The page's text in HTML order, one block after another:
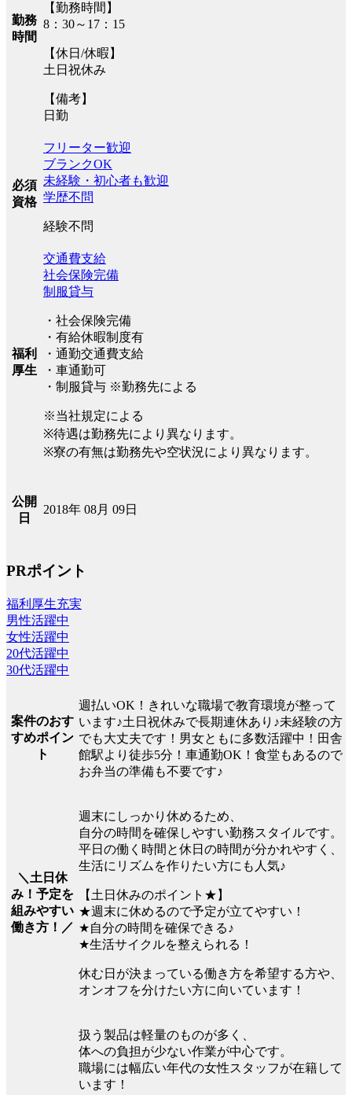
勤務
時間
【勤務時間】
8：30～17：15
【休日/休暇】
土日祝休み
【備考】
日勤
必須
資格
フリーター歓迎
ブランクOK
未経験・初心者も歓迎
学歴不問
経験不問
福利
厚生
交通費支給
社会保険完備
制服貸与
・社会保険完備
・有給休暇制度有
・通勤交通費支給
・車通勤可
・制服貸与 ※勤務先による
※当社規定による
※待遇は勤務先により異なります。
※寮の有無は勤務先や空状況により異なります。
公開
日
2018年 08月 09日
PRポイント
福利厚生充実
男性活躍中
女性活躍中
20代活躍中
30代活躍中
案件のおす
すめポイン
ト
週払いOK！きれいな職場で教育環境が整って
います♪土日祝休みで長期連休あり♪未経験の方
でも大丈夫です！男女ともに多数活躍中！田舎
館駅より徒歩5分！車通勤OK！食堂もあるので
お弁当の準備も不要です♪
＼土日休
み！予定を
組みやすい
働き方！／
週末にしっかり休めるため、
自分の時間を確保しやすい勤務スタイルです。
平日の働く時間と休日の時間が分かれやすく、
生活にリズムを作りたい方にも人気♪
【土日休みのポイント★】
★週末に休めるので予定が立てやすい！
★自分の時間を確保できる♪
★生活サイクルを整えられる！
休む日が決まっている働き方を希望する方や、
オンオフを分けたい方に向いています！
扱う製品は軽量のものが多く、
体への負担が少ない作業が中心です。
職場には幅広い年代の女性スタッフが在籍して
います！